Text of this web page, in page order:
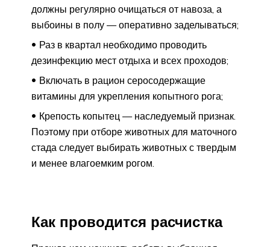
должны регулярно очищаться от навоза, а
выбоины в полу — оперативно заделываться;
Раз в квартал необходимо проводить
дезинфекцию мест отдыха и всех проходов;
Включать в рацион серосодержащие
витамины для укрепления копытного рога;
Крепость копытец — наследуемый признак.
Поэтому при отборе животных для маточного
стада следует выбирать животных с твердым
и менее влагоемким рогом.
Как проводится расчистка